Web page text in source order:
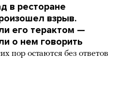
в ресторане
взрыв.
его терактом —
о нем говорить
пор остаются без ответов